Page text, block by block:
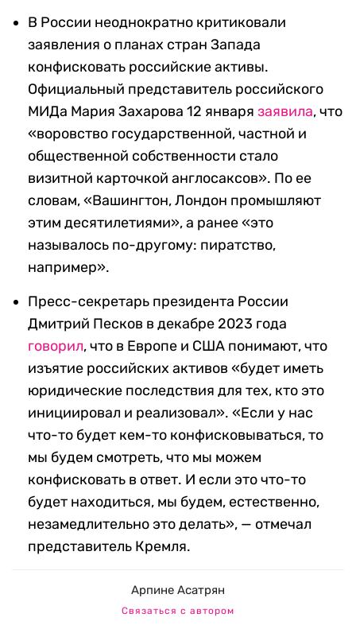
В России неоднократно критиковали
заявления о планах стран Запада
конфисковать российские активы.
Официальный представитель российского
МИДа Мария Захарова 12 января заявила, что
«воровство государственной, частной и
общественной собственности стало
визитной карточкой англосаксов». По ее
словам, «Вашингтон, Лондон промышляют
этим десятилетиями», а ранее «это
называлось по-другому: пиратство,
например».
Пресс-секретарь президента России
Дмитрий Песков в декабре 2023 года
говорил, что в Европе и США понимают, что
изъятие российских активов «будет иметь
юридические последствия для тех, кто это
инициировал и реализовал». «Если у нас
что-то будет кем-то конфисковываться, то
мы будем смотреть, что мы можем
конфисковать в ответ. И если это что-то
будет находиться, мы будем, естественно,
незамедлительно это делать», — отмечал
представитель Кремля.
Арпине Асатрян
Связаться с автором